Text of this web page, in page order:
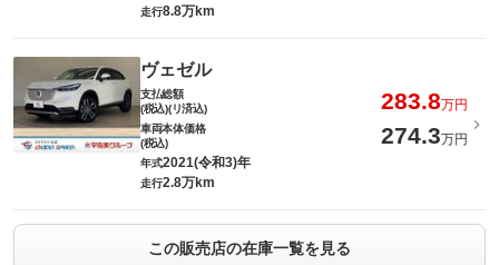
走行8.8万km
ヴェゼル
支払総額
(税込)(リ済込)
283.8万円
車両本体価格
(税込)
274.3万円
年式2021(令和3)年
走行2.8万km
この販売店の在庫一覧を見る